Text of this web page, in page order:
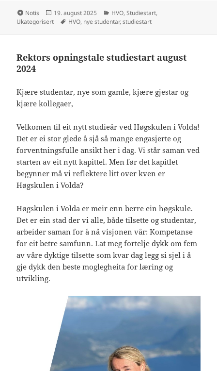
Format
Notis Publisert
19. august 2025 Kategorier
HVO,Studiestart,
Ukategorisert
Stikkord
HVO, nye studentar,studiestart
Rektors opningstale studiestart august
2024
Kjære studentar, nye som gamle, kjære gjestar og
kjære kollegaer,
Velkomen til eit nytt studieår ved Høgskulen i Volda!
Det er ei stor glede å sjå så mange engasjerte og
forventningsfulle ansikt her i dag. Vi står saman ved
starten av eit nytt kapittel. Men før det kapitlet
begynner må vi reflektere litt over kven er
Høgskulen i Volda?
Høgskulen i Volda er meir enn berre ein høgskule.
Det er ein stad der vi alle, både tilsette og studentar,
arbeider saman for å nå visjonen vår: Kompetanse
for eit betre samfunn. Lat meg fortelje dykk om fem
av våre dyktige tilsette som kvar dag legg si sjel i å
gje dykk den beste moglegheita for læring og
utvikling.